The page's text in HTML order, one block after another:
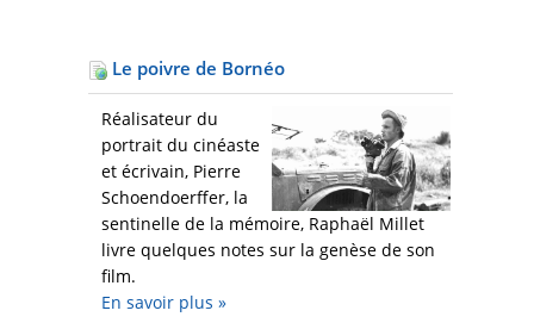
Le poivre de Bornéo
Réalisateur du
portrait du cinéaste
et écrivain, Pierre
Schoendoerffer, la
sentinelle de la mémoire, Raphaël Millet
livre quelques notes sur la genèse de son
film.
En savoir plus »